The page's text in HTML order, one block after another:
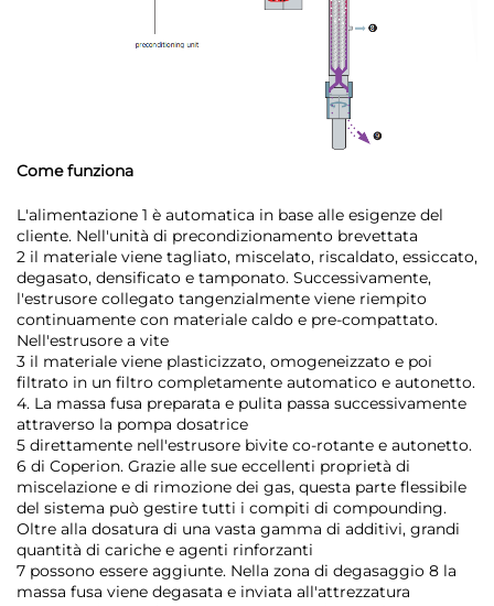
Come funziona
L'alimentazione 1 è automatica in base alle esigenze del
cliente. Nell'unità di precondizionamento brevettata
2 il materiale viene tagliato, miscelato, riscaldato, essiccato,
degasato, densificato e tamponato. Successivamente,
l'estrusore collegato tangenzialmente viene riempito
continuamente con materiale caldo e pre-compattato.
Nell'estrusore a vite
3 il materiale viene plasticizzato, omogeneizzato e poi
filtrato in un filtro completamente automatico e autonetto.
4. La massa fusa preparata e pulita passa successivamente
attraverso la pompa dosatrice
5 direttamente nell'estrusore bivite co-rotante e autonetto.
6 di Coperion. Grazie alle sue eccellenti proprietà di
miscelazione e di rimozione dei gas, questa parte flessibile
del sistema può gestire tutti i compiti di compounding.
Oltre alla dosatura di una vasta gamma di additivi, grandi
quantità di cariche e agenti rinforzanti
7 possono essere aggiunte. Nella zona di degasaggio 8 la
massa fusa viene degasata e inviata all'attrezzatura